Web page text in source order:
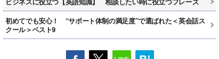
初めてでも安心！ “サポート体制の満足度”で選ばれた＜英会話ス
クール＞ベスト9